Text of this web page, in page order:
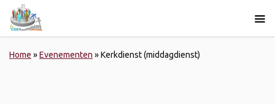
Home »Evenementen »Kerkdienst (middagdienst)